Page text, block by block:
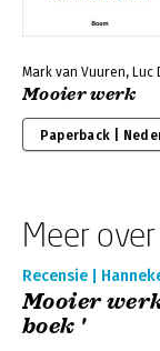
Mark van Vuuren, Luc
Mooier werk
Paperback |
Meer
Recensie |
Mooier
boek '